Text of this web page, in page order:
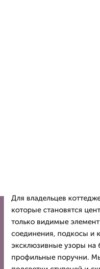
Для владельцев
которые становятся
только видимые
соединения, подкосы и
эксклюзивные узоры на
профильные поручни.